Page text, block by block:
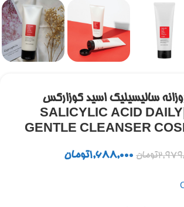
سالیسیلیک اسید کوزارکس
۱۵۰میل|SALICYLIC ACID DAILY
GENTLE CLEANSER
تومان 1,688,000تومان